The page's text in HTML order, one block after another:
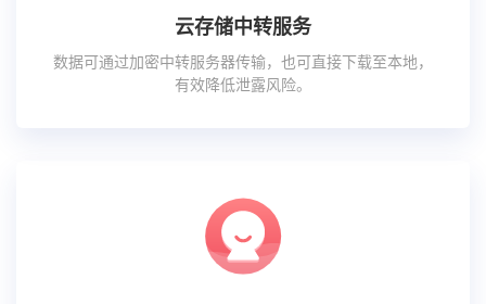
云存储中转服务
数据可通过加密中转服务器传输，也可直接下载至本地，
有效降低泄露风险。